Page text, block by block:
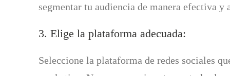
segmentar tu audiencia de manera efectiva y
3. Elige la plataforma adecuada:
Seleccione la plataforma de redes sociales